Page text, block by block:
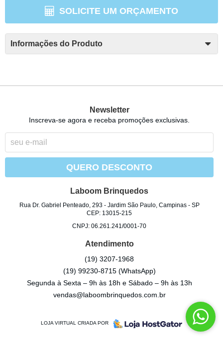
SOLICITE UM ORÇAMENTO
Informações do Produto
Newsletter
Inscreva-se agora e receba promoções exclusivas.
QUERO DESCONTO
Laboom Brinquedos
Rua Dr. Gabriel Penteado, 293- Jardim São Paulo, Campinas- SP
CEP: 13015-215
CNPJ: 06.261.241/0001-70
Atendimento
(19) 3207-1968
(19) 99230-8715 (WhatsApp)
Segunda à Sexta – 9h às 18h e Sábado – 9h às 13h
vendas@laboombrinquedos.com.br
LOJA VIRTUAL CRIADA POR